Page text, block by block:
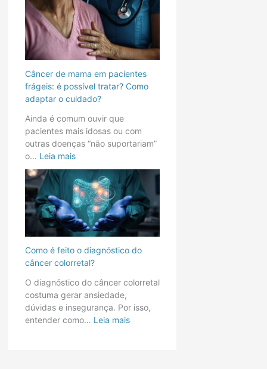
t
e
s
i
d
o
o
u
f
á
g
e
i
s
:
o
é
f
e
Câncer de mama em pacientes
frágeis: é possível tratar? Como
adaptar o cuidado?
Ainda é comum ouvir que
pacientes mais idosas ou com
outras doenças “não suportariam”
o… Leia mais
s
s
í
v
r
t
a
r
?
C
o
m
o
a
d
a
r
o
c
Como é feito o diagnóstico do
câncer colorretal?
O diagnóstico do câncer colorretal
costuma gerar ansiedade,
dúvidas e insegurança. Por isso,
entender como… Leia mais
r
r
t
a
?